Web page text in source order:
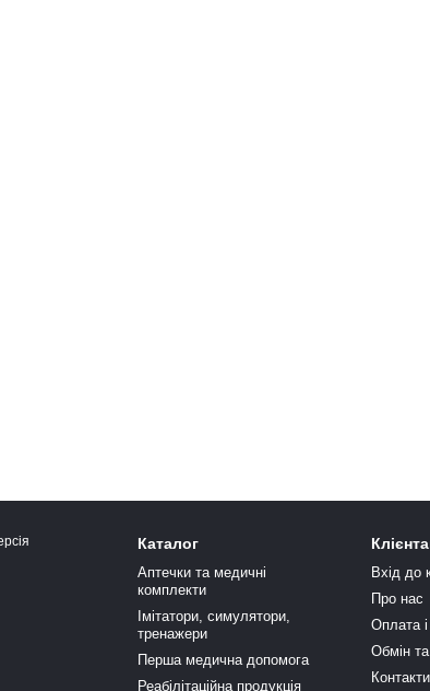
Каталог
Аптечки та медичні
комплекти
Імітатори, симулятори,
тренажери
Перша медична допомога
Реабілітаційна продукція
Вхід до
Про нас
Оплата
Обмін
Контакти